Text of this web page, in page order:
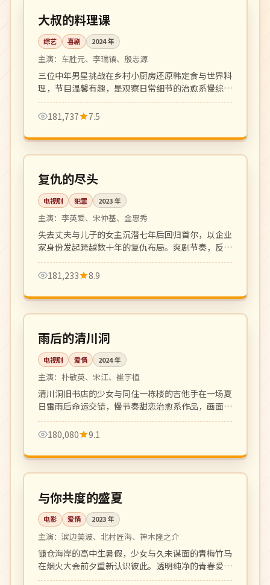
韩国
大叔的料理课
综艺 喜剧 2024年
主演： 车胜元、李瑞镇、殷志源
三位中年男星挑战在乡村小厨房还原韩定食与世界料
理，节目温馨有趣，是观察日常细节的治愈系慢综
艺。
181,737
7.5
韩国
完结 全 12 集
复仇的尽头
电视剧 犯罪 2023年
主演： 李英爱、宋仲基、金惠秀
失去丈夫与儿子的女主沉潜七年后回归首尔，以企业
家身份发起跨越数十年的复仇布局。爽剧节奏，反转
密集制作精良。
181,233
8.9
韩国
热播 全 16 集
雨后的清川洞
电视剧 爱情 2024年
主演： 朴敏英、宋江、崔宇植
清川洞旧书店的少女与同住一栋楼的吉他手在一场夏
日雷雨后命运交错，慢节奏甜恋治愈系作品，画面清
新文艺。
180,080
9.1
日本
院线 105 分钟
与你共度的盛夏
电影 爱情 2023年
主演： 滨边美波、北村匠海、神木隆之介
镰仓海岸的高中生暑假，少女与久未谋面的青梅竹马
在烟火大会前夕重新认识彼此。透明纯净的青春爱情
之作。